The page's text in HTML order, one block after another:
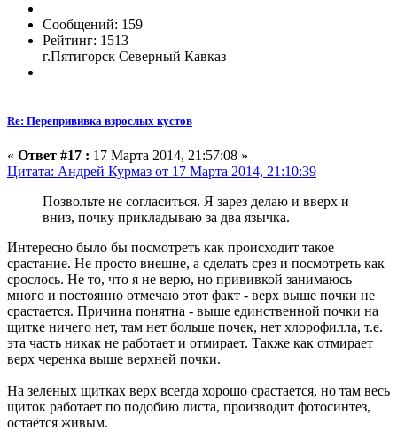
Сообщений: 159
Рейтинг: 1513
г.Пятигорск Северный Кавказ
Re: Перепрививка взрослых кустов
« Ответ #17 : 17 Марта 2014, 21:57:08 »
Цитата: Андрей Курмаз от 17 Марта 2014, 21:10:39
Позвольте не согласиться. Я зарез делаю и вверх и
вниз, почку прикладываю за два язычка.
Интересно было бы посмотреть как происходит такое
срастание. Не просто внешне, а сделать срез и посмотреть как
срослось. Не то, что я не верю, но прививкой занимаюсь
много и постоянно отмечаю этот факт - верх выше почки не
срастается. Причина понятна - выше единственной почки на
щитке ничего нет, там нет больше почек, нет хлорофилла, т.е.
эта часть никак не работает и отмирает. Также как отмирает
верх черенка выше верхней почки.
На зеленых щитках верх всегда хорошо срастается, но там весь
щиток работает по подобию листа, производит фотосинтез,
остаётся живым.